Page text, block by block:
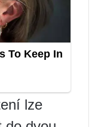
lze